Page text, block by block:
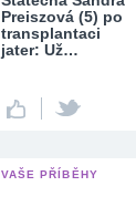
Preiszová (5) po
transplantaci
jater: Už…
VAŠE PŘÍBĚHY